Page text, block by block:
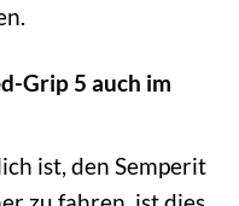
Grip 5 auch im
ist, den Semperit